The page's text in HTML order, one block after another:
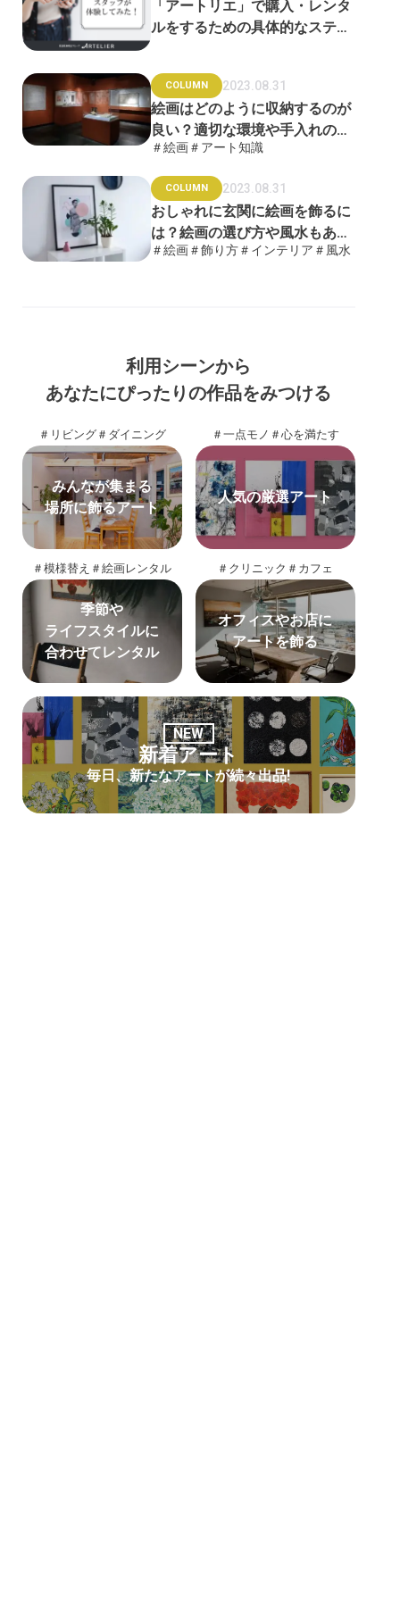
「アートリエ」で購入・レンタ
ルをするための具体的なステッ
COLUMN 2023.08.31
絵画はどのように収納するのが
良い？適切な環境や手入れの方
法を徹底解説
＃絵画＃アート知識
COLUMN 2023.08.31
おしゃれに玄関に絵画を飾るに
は？絵画の選び方や風水もあわ
せて解説
＃絵画＃飾り方＃インテリア ＃風水
利用シーンから
あなたにぴったりの作品をみつける
＃リビング＃ダイニング
みんなが集まる
場所に飾るアート
＃一点モノ ＃心を満たす
人気の厳選アート
＃模様替え ＃絵画レンタル
季節や
ライフスタイルに
合わせてレンタル
＃クリニック ＃カフェ
オフィスやお店に
アートを飾る
NEW
新着アート
毎日、新たなアートが続々出品!